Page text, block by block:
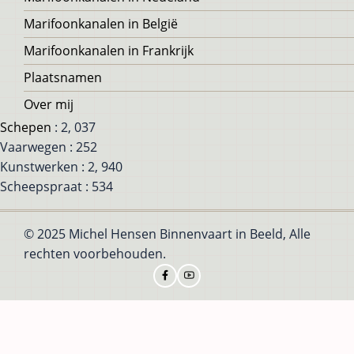
Marifoonkanalen in België
Marifoonkanalen in Frankrijk
Plaatsnamen
Over mij
Schepen : 2, 037
Vaarwegen : 252
Kunstwerken : 2, 940
Scheepspraat : 534
© 2025 Michel Hensen Binnenvaart in Beeld, Alle
rechten voorbehouden.